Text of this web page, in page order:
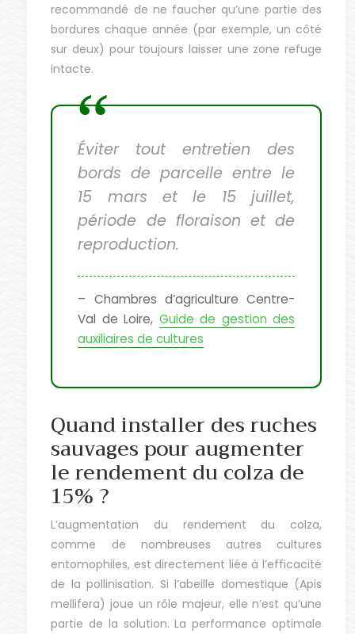
recommandé de ne faucher qu’une partie des
bordures chaque année (par exemple, un côté
sur deux) pour toujours laisser une zone refuge
intacte.
Éviter tout entretien des
bords de parcelle entre le
15 mars et le 15 juillet,
période de floraison et de
reproduction.
– Chambres d’agriculture Centre-
Val de Loire, Guide de gestion des
auxiliaires de cultures
Quand installer des ruches
sauvages pour augmenter
le rendement du colza de
15% ?
L’augmentation du rendement du colza,
comme de nombreuses autres cultures
entomophiles, est directement liée à l’efficacité
de la pollinisation. Si l’abeille domestique (Apis
mellifera) joue un rôle majeur, elle n’est qu’une
partie de la solution. La performance optimale